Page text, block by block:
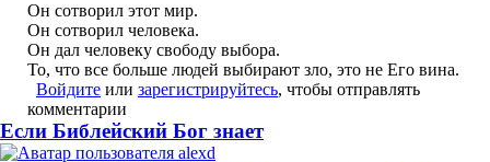
Он сотворил этот мир.
Он сотворил человека.
Он дал человеку свободу выбора.
То, что все больше людей выбирают зло, это не Его вина.
Войдите или зарегистрируйтесь, чтобы отправлять
комментарии
Если Библейский Бог знает